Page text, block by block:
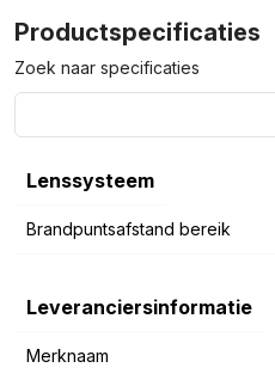
Productspecificaties
Zoek naar specificaties
Lenssysteem
Brandpuntsafstand bereik
Leveranciersinformatie
Merknaam